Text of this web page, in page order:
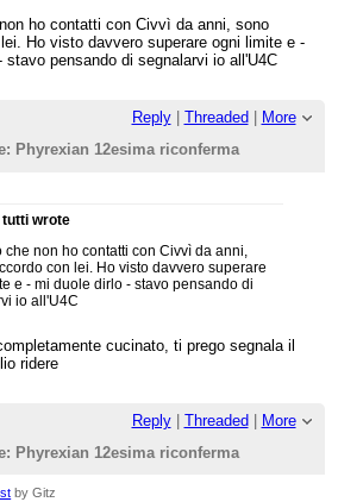
ho contatti con Civvì da anni, sono
Ho visto davvero superare ogni limite e -
stavo pensando di segnalarvi io all'U4C
Reply| Threaded
More
Phyrexian 12esima riconferma
tutti wrote
che non ho contatti con Civvì da anni,
con lei. Ho visto davvero superare
e - mi duole dirlo - stavo pensando di
io all'U4C
cucinato, ti prego segnala il
ridere
Reply| Threaded | More
Phyrexian 12esima riconferma
by Gitz